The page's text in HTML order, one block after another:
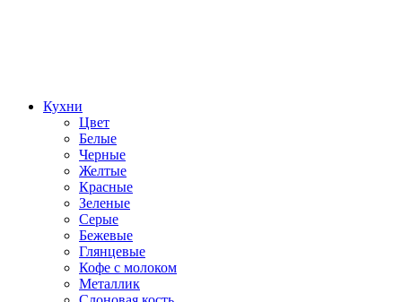
Кухни
Цвет
Белые
Черные
Желтые
Красные
Зеленые
Серые
Бежевые
Глянцевые
Кофе с молоком
Металлик